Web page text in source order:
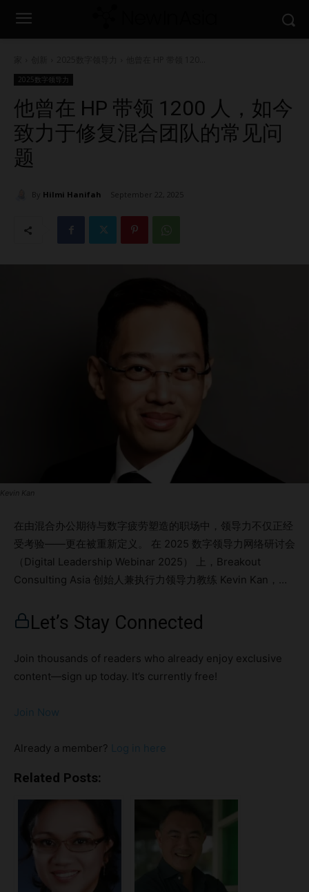
2025数字领导力
他曾在 HP 带领 1200 人，如今
致力于修复混合团队的常见问
题
By Hilmi Hanifah September 22, 2025
Kevin Kan
在由混合办公期待与数字疲劳塑造的职场中，领导力不仅正经
受考验——更在被重新定义。 在 2025 数字领导力网络研讨会
（Digital Leadership Webinar 2025） 上，Breakout
Consulting Asia 创始人兼执行力领导力教练 Kevin Kan，带
有超过30年的国际企业经验，Kan 传递的核心信息很明确：
虽然灵活工作的工具已经相对成熟，但大多数团队仍在挣扎
——问题不在技术，而在领导力。 亮点灵活性的隐藏摩擦沟
通不是渠道，而是文化当技术到位，文化才能跟上领导力缺
什么
cvv?si=64cfd776f4cc4dbf 灵活性的隐藏摩擦 尽管企业呼吁
模式并不是短暂的实验，而是永久性的结构性转变，需要结构
年 11 月 Gallup 调查，只有 37% 的全远程员工和 33% 的混
合办公员工表示“有参与感”。换句话说，即便在最灵活的环境
下，仍有接近三分之二的员工缺乏投入。 在远程和混合办公
中，员工投入度依然很低，只有 33–37% 的人感到积极参与
沟通不是渠道，而是文化 Kan 表示，远程和混合模式的成功
Let’s Stay Connected
Join thousands of readers who already enjoy exclusive
content—sign up today. It’s currently free!
Join Now
Already a member? Log in here
Related Posts: